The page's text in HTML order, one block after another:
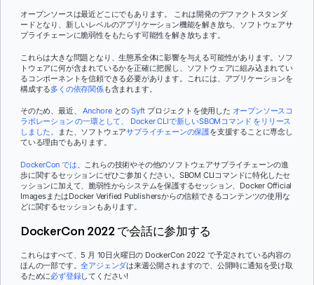
オープンソースは最近どこにでもあります。 これは開発のデファクトスタンダ
ードとなり、新しいレベルのアプリケーション機能を解き放ち、ソフトウェアサ
プライチェーンに脆弱性をもたらす可能性を解き放ちます。
これらは大きな問題となり、生態系全体に影響を与える可能性があります。ソフ
トウェアに何が含まれているかを正確に把握し、ソフトウェアに組み込まれてい
るコンポーネントを信頼できる必要があります。これには、アプリケーションを
構成する多くの依存関係も含まれます。
そのため、最近、 Anchoreとの Syft プロジェクトを使用した オープンソースコ
ラボレーション の一環として、 Docker CLIで新しいSBOMコマンド をリリース
しました。
また、ソフトウェアサプライチェーンの保護を支援することに専念し
ている理由でもあります。
DockerCon では、これらの技術やその他のソフトウェアサプライチェーンの進
歩に関するセッションにぜひご参加ください。SBOM CLIコマンドに特化したセ
ッションに加えて、脆弱性からシステムを保護するセッション、Docker Official
ImagesまたはDocker Verified Publishersからの信頼できるコンテンツの使用な
どに関するセッションもあります。
DockerCon 2022 で会話に参加する
これらはすべて、5 月 10日火曜日の DockerCon 2022 で予定されている内容の
ほんの一部です。全アジェンダは来週公開されますので、公開時に通知を受け取
るために必ず登録してください!